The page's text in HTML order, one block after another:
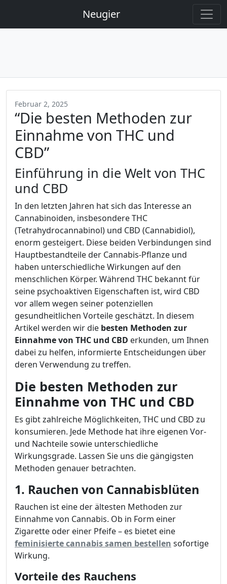
Neugier
Februar 2, 2025
“Die besten Methoden zur
Einnahme von THC und
CBD”
Einführung in die Welt von THC
und CBD
In den letzten Jahren hat sich das Interesse an
Cannabinoiden, insbesondere THC
(Tetrahydrocannabinol) und CBD (Cannabidiol),
enorm gesteigert. Diese beiden Verbindungen sind
Hauptbestandteile der Cannabis-Pflanze und
haben unterschiedliche Wirkungen auf den
menschlichen Körper. Während THC bekannt für
seine psychoaktiven Eigenschaften ist, wird CBD
vor allem wegen seiner potenziellen
gesundheitlichen Vorteile geschätzt. In diesem
Artikel werden wir die besten Methoden zur
Einnahme von THC und CBD erkunden, um Ihnen
dabei zu helfen, informierte Entscheidungen über
deren Verwendung zu treffen.
Die besten Methoden zur
Einnahme von THC und CBD
Es gibt zahlreiche Möglichkeiten, THC und CBD zu
konsumieren. Jede Methode hat ihre eigenen Vor-
und Nachteile sowie unterschiedliche
Wirkungsgrade. Lassen Sie uns die gängigsten
Methoden genauer betrachten.
1. Rauchen von Cannabisblüten
Rauchen ist eine der ältesten Methoden zur
Einnahme von Cannabis. Ob in Form einer
Zigarette oder einer Pfeife – es bietet eine
feminisierte cannabis samen bestellen sofortige
Wirkung.
Vorteile des Rauchens